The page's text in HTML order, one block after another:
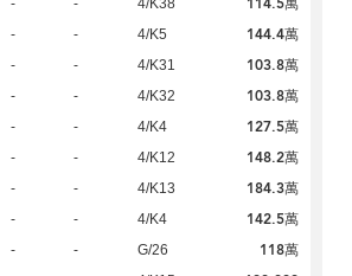
- - 4/K38 114.5萬
- - 4/K5 144.4萬
- - 4/K31 103.8萬
- - 4/K32 103.8萬
- - 4/K4 127.5萬
- - 4/K12 148.2萬
- - 4/K13 184.3萬
- - 4/K4 142.5萬
- - G/26 118萬